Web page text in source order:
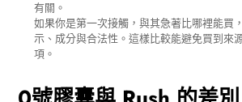
有關。
如果你是第一次接觸，與其急著比哪裡能買
示、成分與合法性。這樣比較能避免買到來
項。